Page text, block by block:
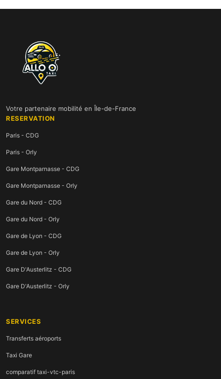
Votre partenaire mobilité en Île-de-France
RESERVATION
Paris - CDG
Paris - Orly
Gare Montparnasse - CDG
Gare Montparnasse - Orly
Gare du Nord - CDG
Gare du Nord - Orly
Gare de Lyon - CDG
Gare de Lyon - Orly
Gare D'Austerlitz - CDG
Gare D'Austerlitz - Orly
SERVICES
Transferts aéroports
Taxi Gare
comparatif taxi-vtc-paris